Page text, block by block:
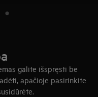
galite išspręsti be
apačioje pasirinkite